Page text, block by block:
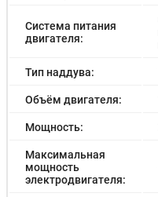
Система питания
двигателя:
Тип наддува:
Объём двигателя:
Мощность:
Максимальная
мощность
электродвигателя: